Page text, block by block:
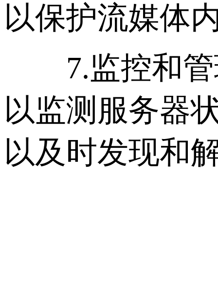
以保护流媒体
7.监控和管
以监测服务器
以及时发现和